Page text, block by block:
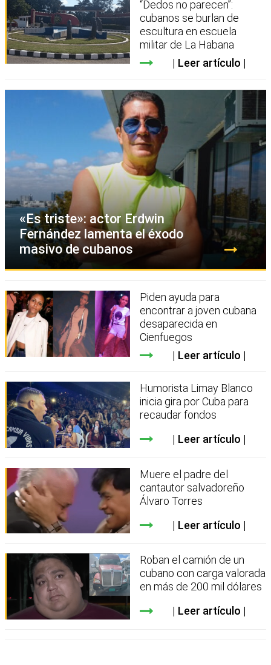
“Dedos no parecen”:
cubanos se burlan de
escultura en escuela
militar de La Habana
Leer artículo
«Es triste»: actor Erdwin
Fernández lamenta el éxodo
masivo de cubanos
Piden ayuda para
encontrar a joven cubana
desaparecida en
Cienfuegos
Leer artículo
Humorista Limay Blanco
inicia gira por Cuba para
recaudar fondos
Leer artículo
Muere el padre del
cantautor salvadoreño
Álvaro Torres
Leer artículo
Roban el camión de un
cubano con carga valorada
en más de 200 mil dólares
Leer artículo